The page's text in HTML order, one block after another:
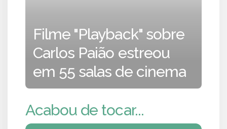
Filme "Playback" sobre
Carlos Paião estreou
em 55 salas de cinema
Acabou de tocar...